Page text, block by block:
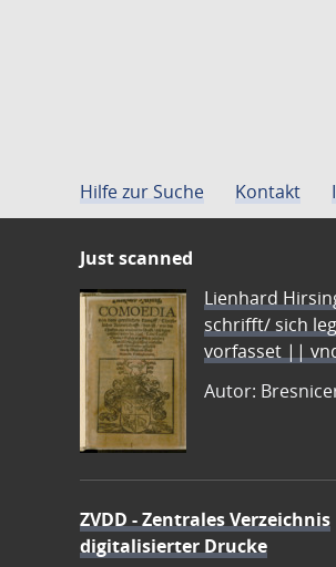
Hilfe zur Suche Kontakt
Just scanned
Lienhard
schrifft/ sich
vorfasset ||
Autor:
ZVDD - Zentrales Verzeichnis
digitalisierter Drucke